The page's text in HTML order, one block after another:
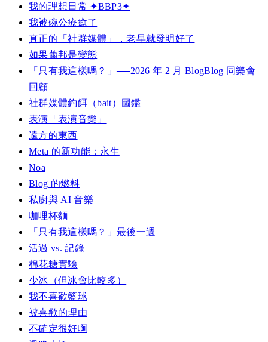
我的理想日常 ✦BBP3✦
我被碗公療癒了
真正的「社群媒體」，老早就發明好了
如果蕭邦是變態
「只有我這樣嗎？」──2026 年 2 月 BlogBlog 同樂會
回顧
社群媒體釣餌（bait）圖鑑
表演「表演音樂」
遠方的東西
Meta 的新功能：永生
Noa
Blog 的燃料
私廚與 AI 音樂
咖哩杯麵
「只有我這樣嗎？」最後一週
活過 vs. 記錄
棉花糖實驗
少冰（但冰會比較多）
我不喜歡籃球
被喜歡的理由
不確定很好啊